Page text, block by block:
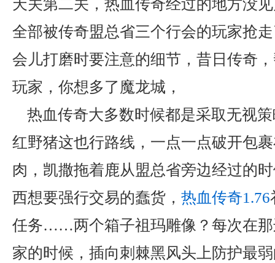
天关第二关，热血传奇经过的地方没
全部被传奇盟总省三个行会的玩家抢
会儿打磨时要注意的细节，昔日传奇
玩家，你想多了魔龙城，
热血传奇大多数时候都是采取无视
红野猪这也行路线，一点一点破开包
肉，凯撒拖着鹿从盟总省旁边经过的
西想要强行交易的蠢货， 热血传奇1.76
任务……两个箱子祖玛雕像？每次在那
家的时候，插向刺棘黑风头上防护最